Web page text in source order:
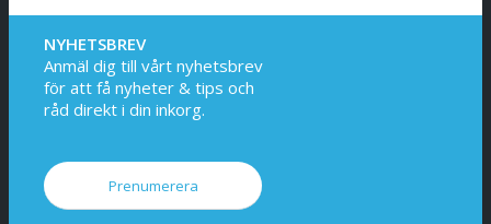
NYHETSBREV
Anmäl dig till vårt nyhetsbrev
för att få nyheter & tips och
råd direkt i din inkorg.
Prenumerera